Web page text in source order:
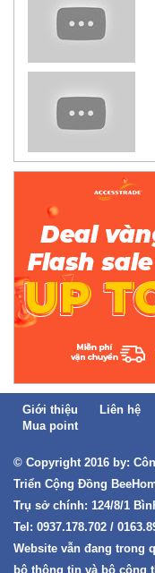
Giới thiệu Liên hệ
Mua point
© Copyright 2016 by:
Triển Cộng Đồng
Trụ sở chính: 124/8/1
Tel: 0937.178.702 /
Website vẫn đang trong
bộ thông tin và bộ công